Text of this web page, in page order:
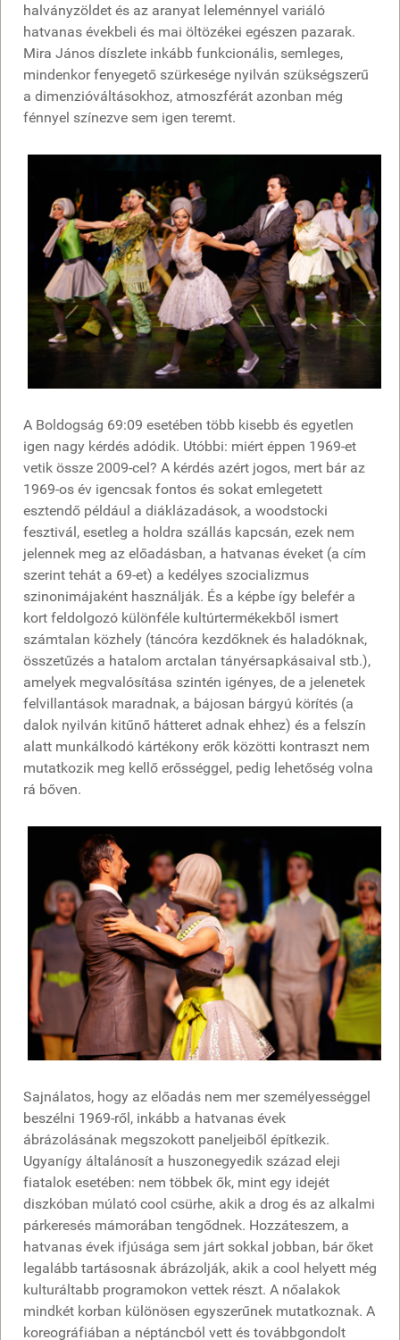
halványzöldet és az aranyat leleménnyel variáló
hatvanas évekbeli és mai öltözékei egészen pazarak.
Mira János díszlete inkább funkcionális, semleges,
mindenkor fenyegető szürkesége nyilván szükségszerű
a dimenzióváltásokhoz, atmoszférát azonban még
fénnyel színezve sem igen teremt.
A Boldogság 69:09 esetében több kisebb és egyetlen
igen nagy kérdés adódik. Utóbbi: miért éppen 1969-et
vetik össze 2009-cel? A kérdés azért jogos, mert bár az
1969-os év igencsak fontos és sokat emlegetett
esztendő például a diáklázadások, a woodstocki
fesztivál, esetleg a holdra szállás kapcsán, ezek nem
jelennek meg az előadásban, a hatvanas éveket (a cím
szerint tehát a 69-et) a kedélyes szocializmus
szinonimájaként használják. És a képbe így belefér a
kort feldolgozó különféle kultúrtermékekből ismert
számtalan közhely (táncóra kezdőknek és haladóknak,
összetűzés a hatalom arctalan tányérsapkásaival stb.),
amelyek megvalósítása szintén igényes, de a jelenetek
felvillantások maradnak, a bájosan bárgyú körítés (a
dalok nyilván kitűnő hátteret adnak ehhez) és a felszín
alatt munkálkodó kártékony erők közötti kontraszt nem
mutatkozik meg kellő erősséggel, pedig lehetőség volna
rá bőven.
Sajnálatos, hogy az előadás nem mer személyességgel
beszélni 1969-ről, inkább a hatvanas évek
ábrázolásának megszokott paneljeiből építkezik.
Ugyanígy általánosít a huszonegyedik század eleji
fiatalok esetében: nem többek ők, mint egy idejét
diszkóban múlató cool csürhe, akik a drog és az alkalmi
párkeresés mámorában tengődnek. Hozzáteszem, a
hatvanas évek ifjúsága sem járt sokkal jobban, bár őket
legalább tartásosnak ábrázolják, akik a cool helyett még
kulturáltabb programokon vettek részt. A nőalakok
mindkét korban különösen egyszerűnek mutatkoznak. A
koreográfiában a néptáncból vett és továbbgondolt